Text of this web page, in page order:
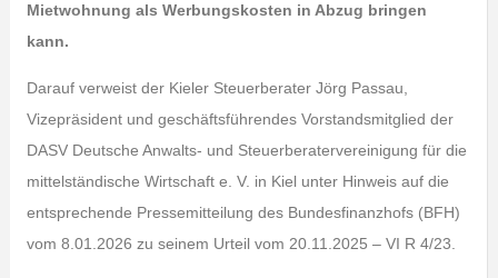
Mietwohnung als Werbungskosten in Abzug bringen
kann.
Darauf verweist der Kieler Steuerberater Jörg Passau,
Vizepräsident und geschäftsführendes Vorstandsmitglied der
DASV Deutsche Anwalts- und Steuerberatervereinigung für die
mittelständische Wirtschaft e. V. in Kiel unter Hinweis auf die
entsprechende Pressemitteilung des Bundesfinanzhofs (BFH)
vom 8.01.2026 zu seinem Urteil vom 20.11.2025 – VI R 4/23.